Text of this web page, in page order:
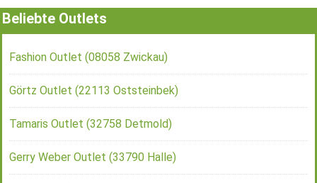
Beliebte Outlets
Fashion Outlet (08058 Zwickau)
Görtz Outlet (22113 Oststeinbek)
Tamaris Outlet (32758 Detmold)
Gerry Weber Outlet (33790 Halle)